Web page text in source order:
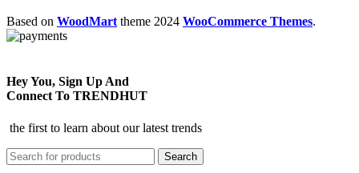
Based on WoodMart theme 2024 WooCommerce Themes.
Hey You, Sign Up And
Connect To TRENDHUT
the first to learn about our latest trends
Search